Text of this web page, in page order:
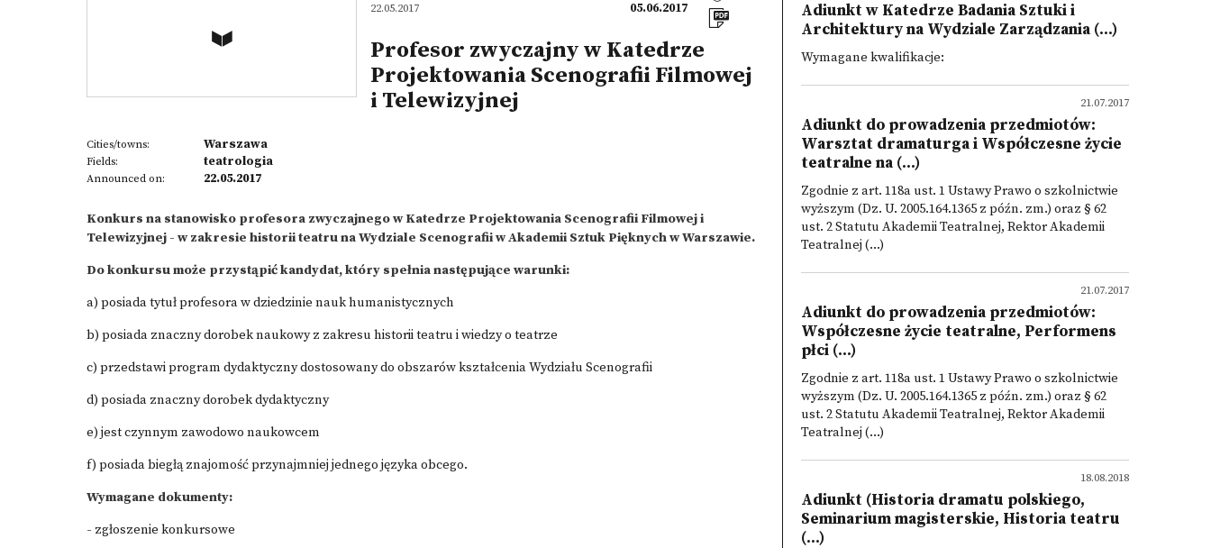
22.05.2017
05.06.2017
Profesor zwyczajny w Katedrze
Projektowania Scenografii Filmowej
i Telewizyjnej
Cities/towns: Warszawa
Fields: teatrologia
Announced on: 22.05.2017
Konkurs na stanowisko profesora zwyczajnego w Katedrze Projektowania Scenografii Filmowej i
Telewizyjnej - w zakresie historii teatru na Wydziale Scenografii w Akademii Sztuk Pięknych w Warszawie.
Do konkursu może przystąpić kandydat, który spełnia następujące warunki:
a) posiada tytuł profesora w dziedzinie nauk humanistycznych
b) posiada znaczny dorobek naukowy z zakresu historii teatru i wiedzy o teatrze
c) przedstawi program dydaktyczny dostosowany do obszarów kształcenia Wydziału Scenografii
d) posiada znaczny dorobek dydaktyczny
e) jest czynnym zawodowo naukowcem
f) posiada biegłą znajomość przynajmniej jednego języka obcego.
Wymagane dokumenty:
- zgłoszenie konkursowe
Adiunkt w Katedrze Badania Sztuki i
Architektury na Wydziale Zarządzania (...)
Wymagane kwalifikacje:
21.07.2017
Adiunkt do prowadzenia przedmiotów:
Warsztat dramaturga i Współczesne życie
teatralne na (...)
Zgodnie z art. 118a ust. 1 Ustawy Prawo o szkolnictwie
wyższym (Dz. U. 2005.164.1365 z późn. zm.) oraz § 62
ust. 2 Statutu Akademii Teatralnej, Rektor Akademii
Teatralnej (...)
21.07.2017
Adiunkt do prowadzenia przedmiotów:
Współczesne życie teatralne, Performens
płci (...)
Zgodnie z art. 118a ust. 1 Ustawy Prawo o szkolnictwie
wyższym (Dz. U. 2005.164.1365 z późn. zm.) oraz § 62
ust. 2 Statutu Akademii Teatralnej, Rektor Akademii
Teatralnej (...)
18.08.2018
Adiunkt (Historia dramatu polskiego,
Seminarium magisterskie, Historia teatru
(...)